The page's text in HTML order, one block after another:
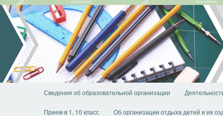
Перейти
основному
содержимому
Сведения об образовательной организации
Прием в 1, 10 класс Об организации отдыха детей и их